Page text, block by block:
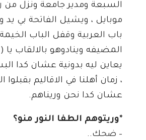
السبعة ومدير جامعة ونزل من
موبايل ، ويشيل الفاتحة بي
باب العربية وقفل الباب
المضيفه وينادوهو بالالقاب
يعاين ليه بدونية عشان كدا
، زمان أهلنا في الاقاليم
عشان كدا نحن وريناهم.
*وريتوهم الطفا النور منو؟
– ضحك..